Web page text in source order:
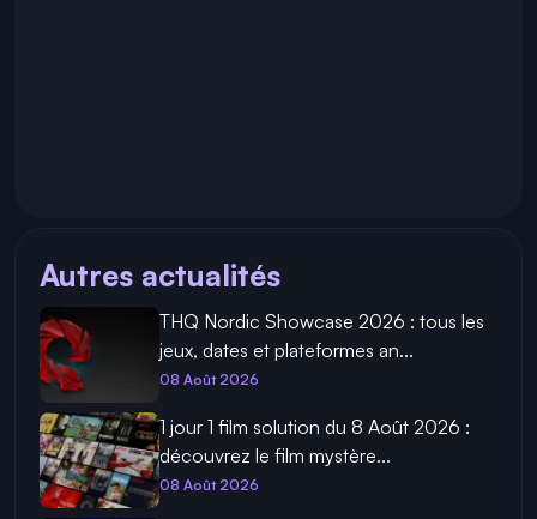
Autres actualités
THQ Nordic Showcase 2026 : tous les
jeux, dates et plateformes an...
08 Août 2026
1 jour 1 film solution du 8 Août 2026 :
découvrez le film mystère...
08 Août 2026